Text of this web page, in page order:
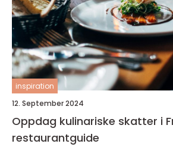
inspiration
12. September 2024
Oppdag kulinariske skatter i
restaurantguide